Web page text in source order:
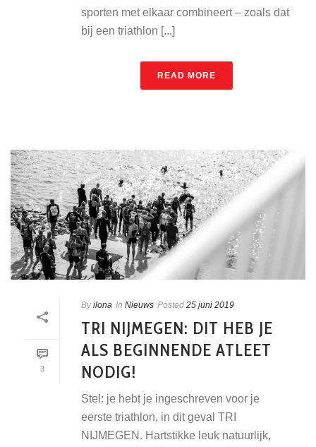
sporten met elkaar combineert – zoals dat
bij een triathlon [...]
READ MORE
3
By ilona In Nieuws Posted 25 juni 2019
TRI NIJMEGEN: DIT HEB JE
ALS BEGINNENDE ATLEET
NODIG!
Stel: je hebt je ingeschreven voor je
eerste triathlon, in dit geval TRI
NIJMEGEN. Hartstikke leuk natuurlijk,